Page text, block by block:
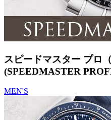
スピードマスター プロ（
(SPEEDMASTER
MEN'S